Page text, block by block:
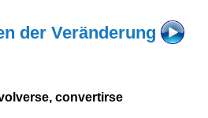
der Veränderung
convertirse